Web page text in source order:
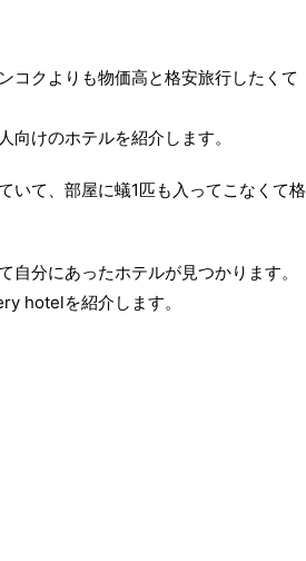
コクよりも物価高と格安旅行したくて
けのホテルを紹介します。
いて、部屋に蟻1匹も入ってこなくて格
分にあったホテルが見つかります。
hotelを紹介します。